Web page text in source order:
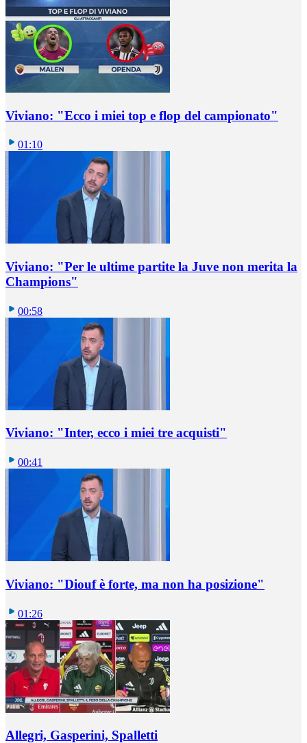
Viviano: "Ecco i miei top e flop del campionato"
01:10
Viviano: "Per le ultime partite la Juve non merita la
Champions"
00:58
Viviano: "Inter, ecco i miei tre acquisti"
00:41
Viviano: "Diouf è forte, ma non ha posizione"
01:26
Allegri, Gasperini, Spalletti